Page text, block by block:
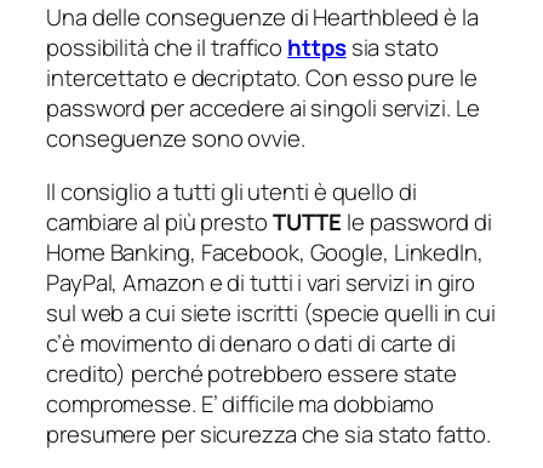
Una delle conseguenze di Hearthbleed è la
possibilità che il traffico httpssia stato
intercettato e decriptato. Con esso pure le
password per accedere ai singoli servizi. Le
conseguenze sono ovvie.
Il consiglio a tutti gli utenti è quello di
cambiare al più prestoTUTTE le password di
Home Banking, Facebook, Google, LinkedIn,
PayPal, Amazon e di tutti i vari servizi in giro
sul web a cui siete iscritti (specie quelli in cui
c’è movimento di denaro o dati di carte di
credito) perché potrebbero essere state
compromesse. E’ difficile ma dobbiamo
presumere per sicurezza che sia stato fatto.